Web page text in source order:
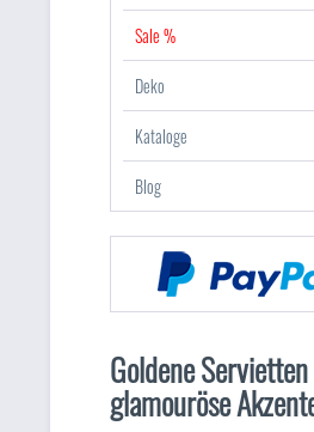
Sale %
Deko
Kataloge
Blog
Goldene
glamouröse